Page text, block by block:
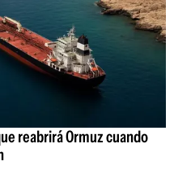
reabrirá Ormuz cuando